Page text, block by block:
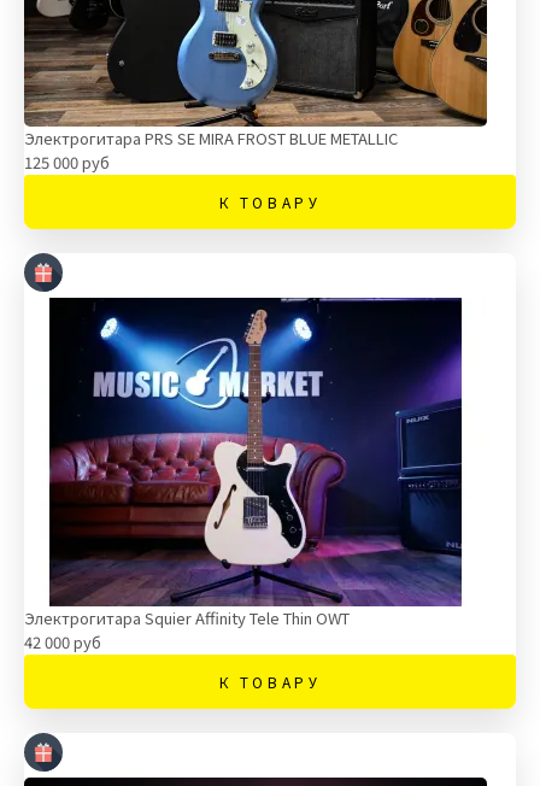
Электрогитара PRS SE MIRA FROST BLUE METALLIC
125 000 руб
К ТОВАРУ
Электрогитара Squier Affinity Tele Thin OWT
42 000 руб
К ТОВАРУ